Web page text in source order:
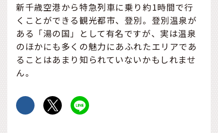
新千歳空港から特急列車に乗り約1時間で行
くことができる観光都市、登別。登別温泉が
ある「湯の国」として有名ですが、実は温泉
のほかにも多くの魅力にあふれたエリアであ
ることはあまり知られていないかもしれませ
ん。